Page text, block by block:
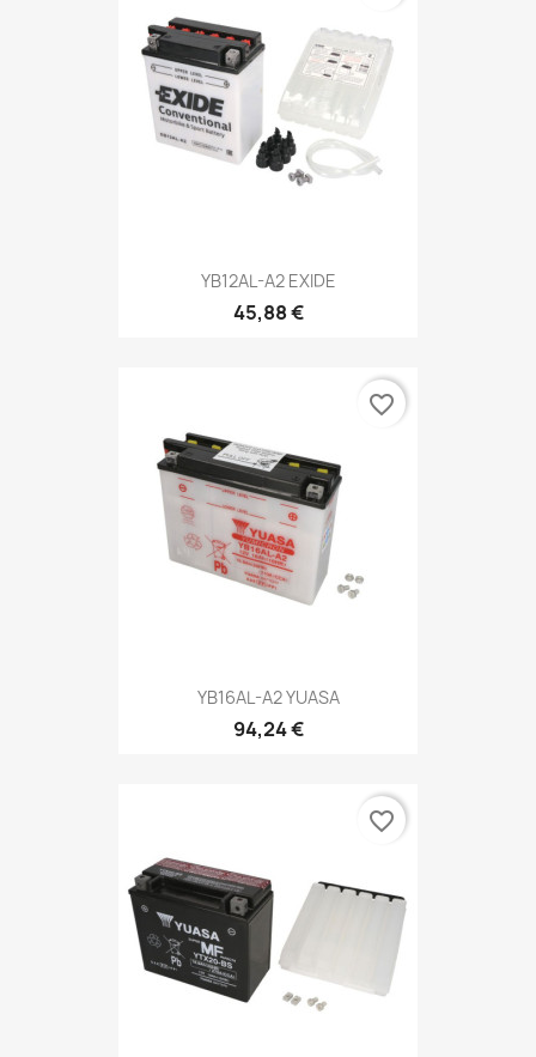
YB12AL-A2 EXIDE
45,88 €
YB16AL-A2 YUASA
94,24 €
favorite_border
favorite_border